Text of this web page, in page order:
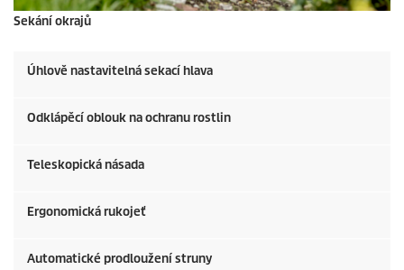
Sekání okrajů
Úhlově nastavitelná sekací hlava
Odklápěcí oblouk na ochranu rostlin
Teleskopická násada
Ergonomická rukojeť
Automatické prodloužení struny